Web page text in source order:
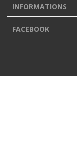
INFORMATIONS
FACEBOOK